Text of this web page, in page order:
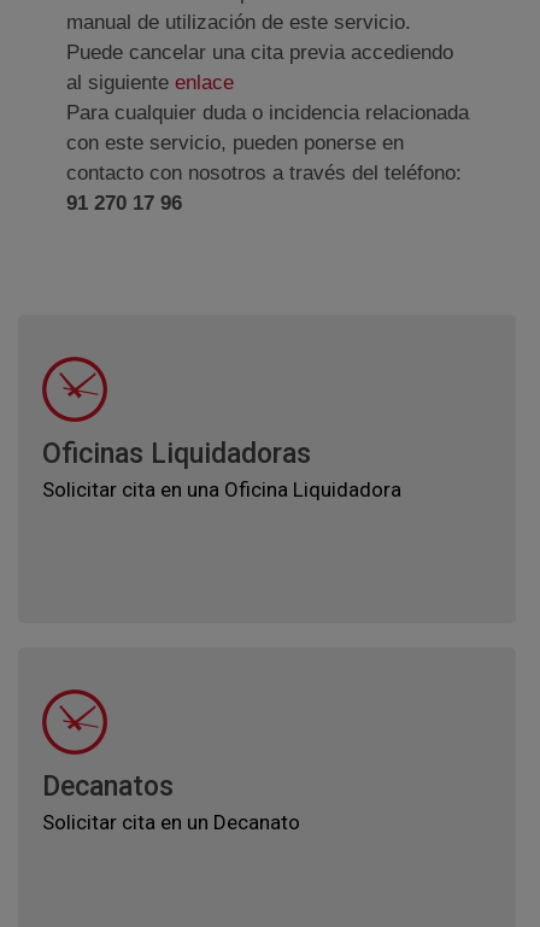
manual de utilización de este servicio.
Puede cancelar una cita previa accediendo
al siguiente enlace
Para cualquier duda o incidencia relacionada
con este servicio, pueden ponerse en
contacto con nosotros a través del teléfono:
91 270 17 96
Oficinas Liquidadoras
Solicitar cita en una Oficina Liquidadora
Decanatos
Solicitar cita en un Decanato